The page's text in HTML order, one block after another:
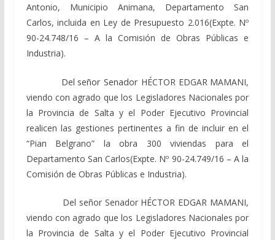
Antonio, Municipio Animana, Departamento San
Carlos, incluida en Ley de Presupuesto 2.016(Expte. Nº
90-24.748/16 – A la Comisión de Obras Públicas e
Industria).
Del señor Senador HÉCTOR EDGAR MAMANI,
viendocon agrado que los Legisladores Nacionales por
la Provincia de Salta y el Poder Ejecutivo Provincial
realicen las gestiones pertinentes a fin de incluir en el
“Pian Belgrano” laobra 300 viviendas para el
Departamento San Carlos(Expte. Nº 90-24.749/16 – A la
Comisión de Obras Públicas e Industria).
Del señor Senador HÉCTOR EDGAR MAMANI,
viendocon agrado que los Legisladores Nacionales por
la Provincia de Salta y el Poder Ejecutivo Provincial